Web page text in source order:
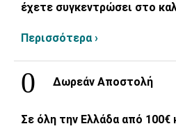
έχετε συγκεντρώσει στο
Περισσότερα ›
Δωρεάν Αποστολή
Σε όλη την Ελλάδα από 100€